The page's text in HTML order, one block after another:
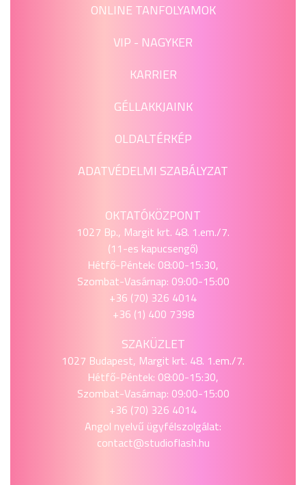
ONLINE TANFOLYAMOK
VIP - NAGYKER
KARRIER
GÉLLAKKJAINK
OLDALTÉRKÉP
ADATVÉDELMI SZABÁLYZAT
OKTATÓKÖZPONT
1027 Bp., Margit krt. 48. 1.em./7.
(11-es kapucsengő)
Hétfő-Péntek: 08:00-15:30,
Szombat-Vasárnap: 09:00-15:00
+36 (70) 326 4014
+36 (1) 400 7398
SZAKÜZLET
1027 Budapest, Margit krt. 48. 1.em./7.
Hétfő-Péntek: 08:00-15:30,
Szombat-Vasárnap: 09:00-15:00
+36 (70) 326 4014
Angol nyelvű ügyfélszolgálat:
contact@studioflash.hu